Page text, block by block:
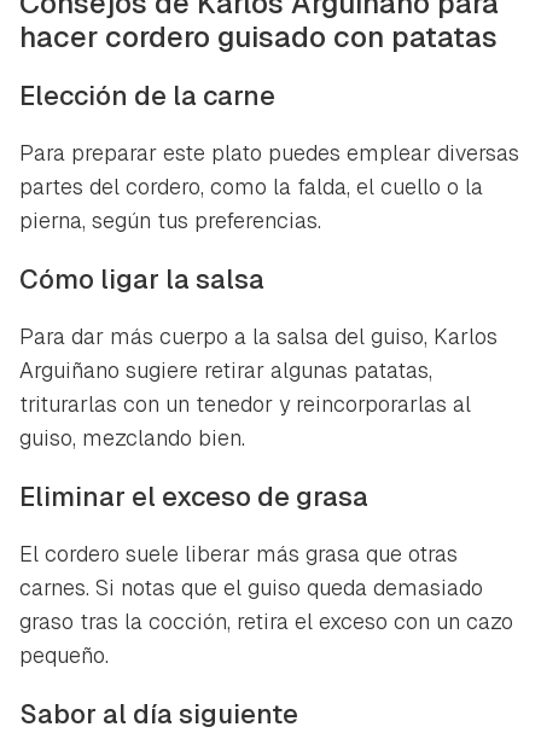
hacer cordero guisado con patatas
Elección de la carne
Para preparar este plato puedes emplear diversas
partes del cordero, como la falda, el cuello o la
pierna, según tus preferencias.
Cómo ligar la salsa
Para dar más cuerpo a la salsa del guiso, Karlos
Arguiñano sugiere retirar algunas patatas,
triturarlas con un tenedor y reincorporarlas al
guiso, mezclando bien.
Eliminar el exceso de grasa
El cordero suele liberar más grasa que otras
carnes. Si notas que el guiso queda demasiado
graso tras la cocción, retira el exceso con un cazo
pequeño.
Sabor al día siguiente